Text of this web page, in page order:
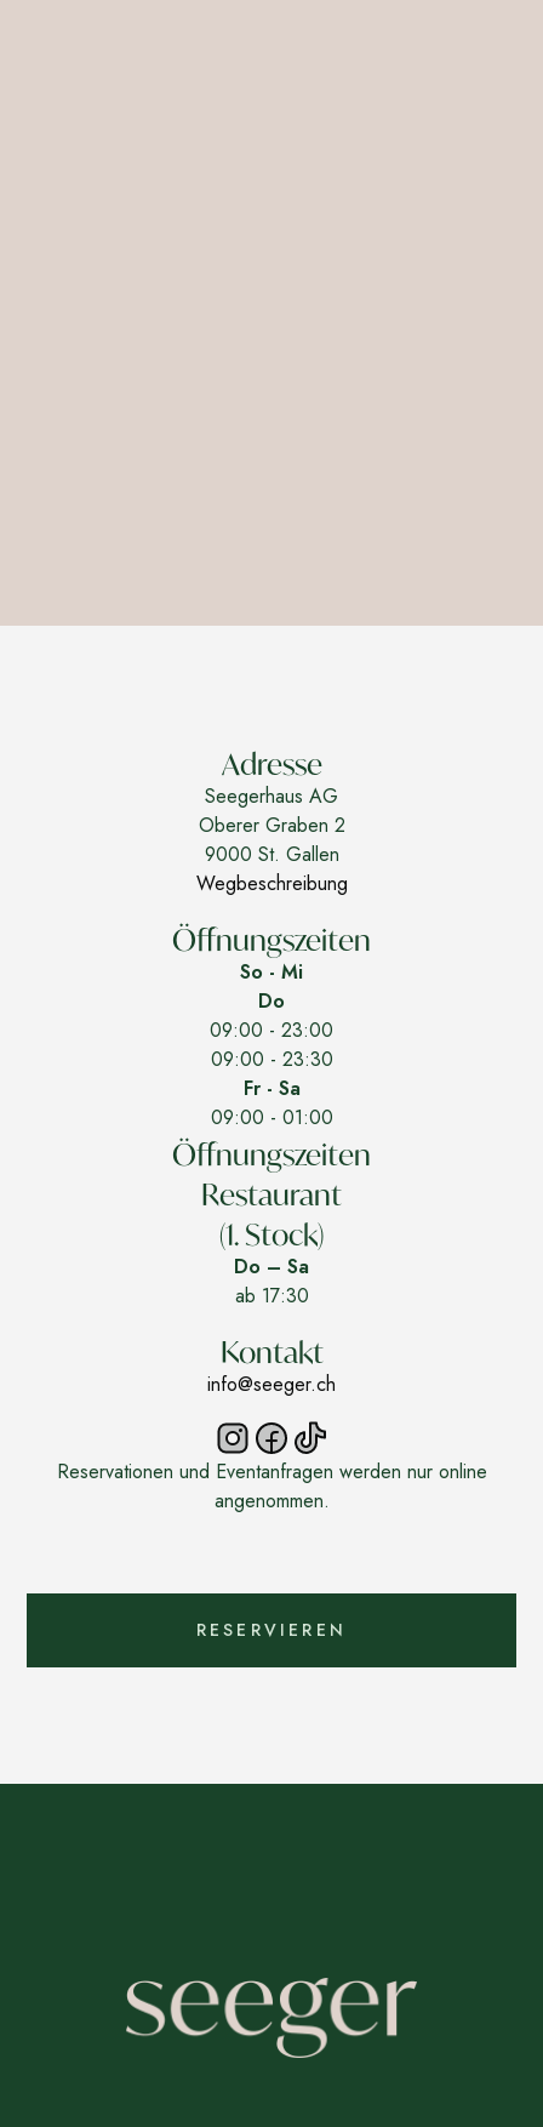
Adresse
Seegerhaus AG
Oberer Graben 2
9000 St. Gallen
Wegbeschreibung
Öffnungszeiten
So - Mi
Do
09:00 - 23:00
09:00 - 23:30
Fr - Sa
09:00 - 01:00
Öffnungszeiten
Restaurant
(1. Stock)
Do – Sa
ab 17:30
Kontakt
info@seeger.ch
Reservationen und Eventanfragen werden nur online
angenommen.
RESERVIEREN